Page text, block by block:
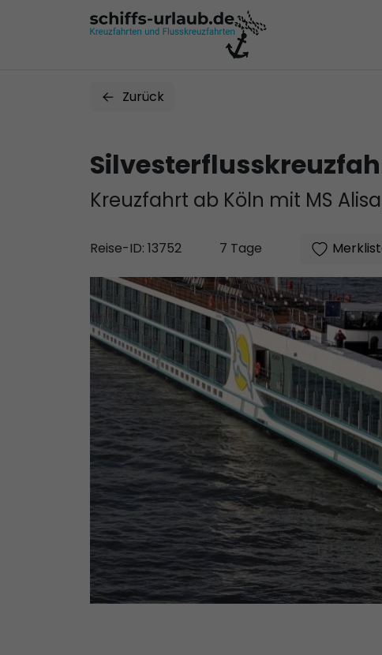
Zurück
Kreuzfahrt ab Köln mit MS
Reise-ID: 13752 7 Tage